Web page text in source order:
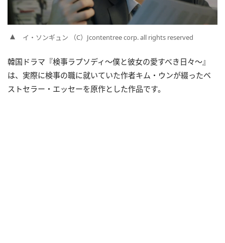
イ・ソンギュン （C）Jcontentree corp. all rights reserved
韓国ドラマ『検事ラプソディ～僕と彼女の愛すべき日々～』
は、実際に検事の職に就いていた作者キム・ウンが綴ったベ
ストセラー・エッセーを原作とした作品です。